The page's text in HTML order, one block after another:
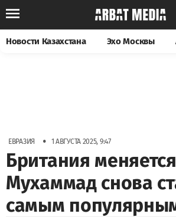
Новости Казахстана Эхо Москвы
ЕВРАЗИЯ • 1 АВГУСТА 2025, 9:47
Британия
Мухаммад снова
самым